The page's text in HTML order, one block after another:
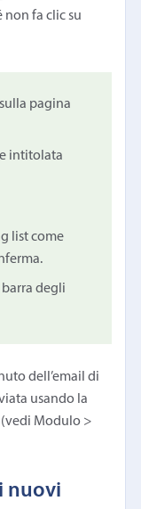
fa clic su
pagina
intitolata
list come
degli
dell’email di
usando la
Modulo >
nuovi